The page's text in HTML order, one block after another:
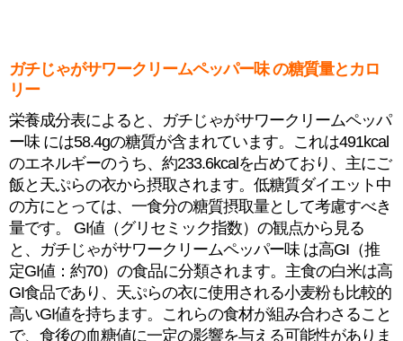
ガチじゃがサワークリームペッパー味 の糖質量とカロ
リー
栄養成分表によると、ガチじゃがサワークリームペッパ
ー味 には58.4gの糖質が含まれています。これは491kcal
のエネルギーのうち、約233.6kcalを占めており、主にご
飯と天ぷらの衣から摂取されます。低糖質ダイエット中
の方にとっては、一食分の糖質摂取量として考慮すべき
量です。 GI値（グリセミック指数）の観点から見る
と、ガチじゃがサワークリームペッパー味 は高GI（推
定GI値：約70）の食品に分類されます。主食の白米は高
GI食品であり、天ぷらの衣に使用される小麦粉も比較的
高いGI値を持ちます。これらの食材が組み合わさること
で、食後の血糖値に一定の影響を与える可能性がありま